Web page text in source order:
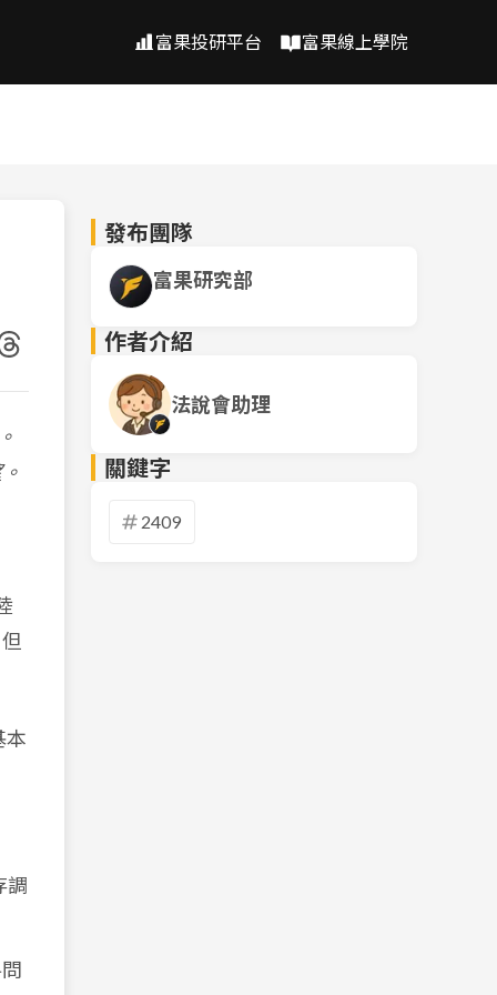
富果投研平台 富果線上學院
本
調
發布團隊
富果研究部
作者介紹
法說會助理
關鍵字
2409